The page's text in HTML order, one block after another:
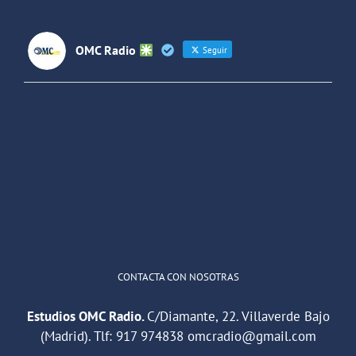
OMC Radio Seguir
CONTACTA CON NOSOTRAS
Estudios OMC Radio.C/Diamante, 22. Villaverde Bajo
(Madrid). Tlf: 917 974838 omcradio@gmail.com